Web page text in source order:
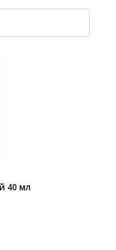
40 мл